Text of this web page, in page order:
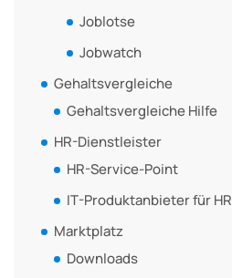
Joblotse
Jobwatch
Gehaltsvergleiche
Gehaltsvergleiche Hilfe
HR-Dienstleister
HR-Service-Point
IT-Produktanbieter für HR
Marktplatz
Downloads